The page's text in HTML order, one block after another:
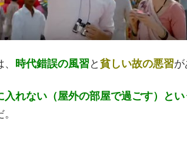
時代錯誤の風習 と 貧しい故の悪習が
入れない（屋外の部屋で過ごす） と
。